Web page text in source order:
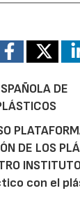
DE
DE LOS
con el